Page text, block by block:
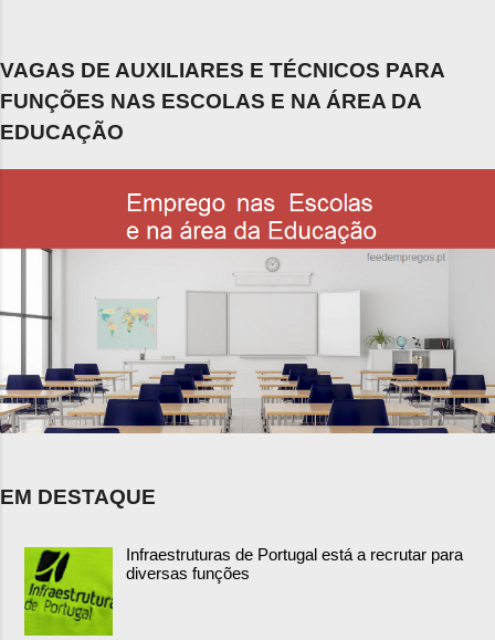
VAGAS DE AUXILIARES E TÉCNICOS PARA
FUNÇÕES NAS ESCOLAS E NA ÁREA DA
EDUCAÇÃO
EM DESTAQUE
Infraestruturas de Portugal está a recrutar para
diversas funções